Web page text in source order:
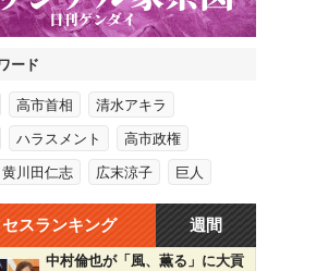
ード
高市首相 清水アキラ
ハラスメント 高市政権
黄川田仁志 広末涼子 巨人
スランキング 週間
中村倫也が「風、薫る」に大貢